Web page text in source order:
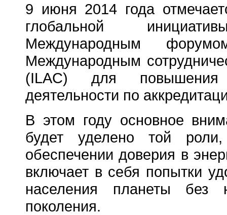
9 июня 2014 года
глобальной
Международным
Международным
(ILAC) для повышения
деятельности по
В этом году основное
будет уделено той
обеспечении доверия в
включает в себя попытки
населения планеты без
поколения.